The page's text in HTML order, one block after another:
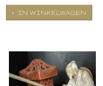
IN WINKELWAGEN